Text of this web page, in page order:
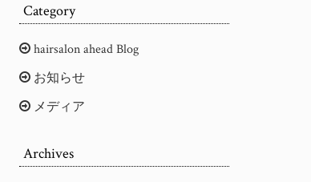
Category
hairsalon ahead Blog
お知らせ
メディア
Archives